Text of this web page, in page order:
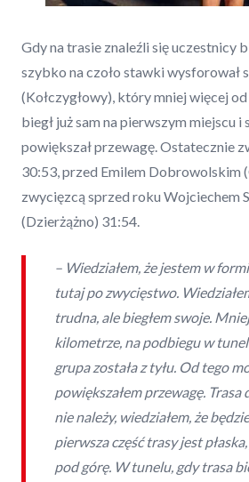
Gdy na trasie znaleźli się uczestnicy
szybko na czoło stawki wysforował
(Kołczygłowy), który mniej więcej
biegł już sam na pierwszym miejscu i
powiększał przewagę. Ostatecznie
30:53, przed Emilem Dobrowolskim
zwycięzcą sprzed roku Wojciechem
(Dzierżążno) 31:54.
– Wiedziałem, że jestem w
tutaj po zwycięstwo.
trudna, ale biegłem swoje.
kilometrze, na podbiegu w
grupa została z tyłu. Od tego
powiększałem przewagę. Trasa
nie należy, wiedziałem, że
pierwsza część trasy jest
pod górę. W tunelu, gdy trasa